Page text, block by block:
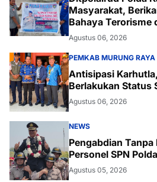
Masyarakat,
Bahaya Terorisme
Agustus 06, 2026
PEMKAB MURUNG RAYA
Antisipasi
Berlakukan Status
Agustus 06, 2026
NEWS
Pengabdian
Personel SPN
Agustus 05, 2026